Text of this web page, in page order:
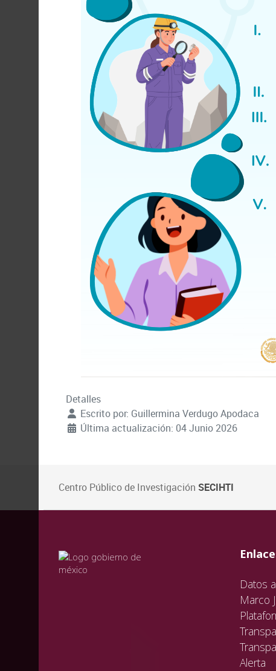
Detalles
Escrito por: Guillermina Verdugo Apodaca
Última actualización: 04 Junio 2026
Centro Público de Investigación SECIHTI
Datos
Marco
Alerta